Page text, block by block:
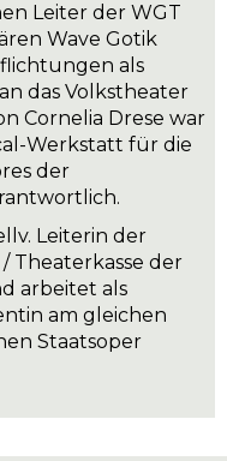
Leiter der WGT
Wave Gotik
als
das Volkstheater
Cornelia Drese war
Werkstatt für die
der
Leiterin der
Theaterkasse der
arbeitet als
am gleichen
Staatsoper